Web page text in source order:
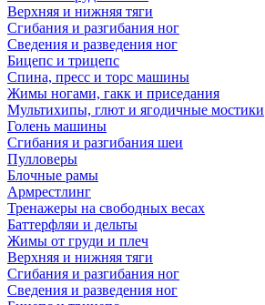
Верхняя и нижняя тяги
Сгибания и разгибания ног
Сведения и разведения ног
Бицепс и трицепс
Спина, пресс и торс машины
Жимы ногами, гакк и приседания
Мультихипы, глют и ягодичные мостики
Голень машины
Сгибания и разгибания шеи
Пулловеры
Блочные рамы
Армрестлинг
Тренажеры на свободных весах
Баттерфляи и дельты
Жимы от груди и плеч
Верхняя и нижняя тяги
Сгибания и разгибания ног
Сведения и разведения ног